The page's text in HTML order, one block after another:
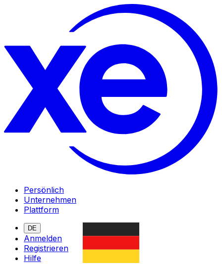
Persönlich
Unternehmen
Plattform
DE
Anmelden
Registrieren
Hilfe